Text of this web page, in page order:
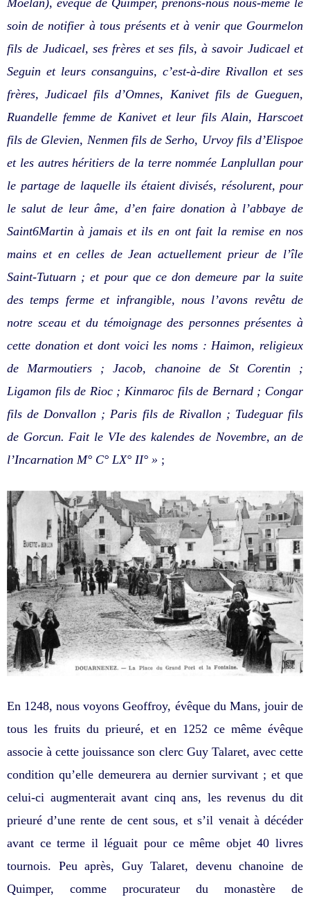
Moëlan), évêque de Quimper, prenons-nous nous-même le
soin de notifier à tous présents et à venir que Gourmelon
fils de Judicael, ses frères et ses fils, à savoir Judicael et
Seguin et leurs consanguins, c’est-à-dire Rivallon et ses
frères, Judicael fils d’Omnes, Kanivet fils de Gueguen,
Ruandelle femme de Kanivet et leur fils Alain, Harscoet
fils de Glevien, Nenmen fils de Serho, Urvoy fils d’Elispoe
et les autres héritiers de la terre nommée Lanplullan pour
le partage de laquelle ils étaient divisés, résolurent, pour
le salut de leur âme, d’en faire donation à l’abbaye de
Saint6Martin à jamais et ils en ont fait la remise en nos
mains et en celles de Jean actuellement prieur de l’île
Saint-Tutuarn ; et pour que ce don demeure par la suite
des temps ferme et infrangible, nous l’avons revêtu de
notre sceau et du témoignage des personnes présentes à
cette donation et dont voici les noms : Haimon, religieux
de Marmoutiers ; Jacob, chanoine de St Corentin ;
Ligamon fils de Rioc ; Kinmaroc fils de Bernard ; Congar
fils de Donvallon ; Paris fils de Rivallon ; Tudeguar fils
de Gorcun. Fait le VIe des kalendes de Novembre, an de
l’Incarnation M° C° LX° II° » ;
En 1248, nous voyons Geoffroy, évêque du Mans, jouir de
tous les fruits du prieuré, et en 1252 ce même évêque
associe à cette jouissance son clerc Guy Talaret, avec cette
condition qu’elle demeurera au dernier survivant ; et que
celui-ci augmenterait avant cinq ans, les revenus du dit
prieuré d’une rente de cent sous, et s’il venait à décéder
avant ce terme il léguait pour ce même objet 40 livres
tournois. Peu après, Guy Talaret, devenu chanoine de
Quimper, comme procurateur du monastère de